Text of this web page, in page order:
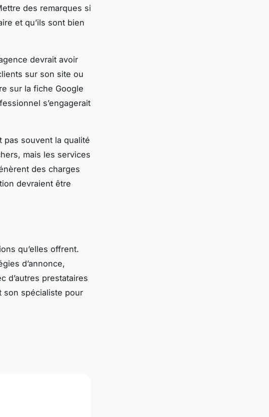
des remarques si
et qu’ils sont bien
devrait avoir
sur son site ou
sur la fiche Google
s’engagerait
pas souvent la qualité
mais les services
des charges
devraient être
qu’elles offrent.
d’annonce,
d’autres prestataires
son spécialiste pour